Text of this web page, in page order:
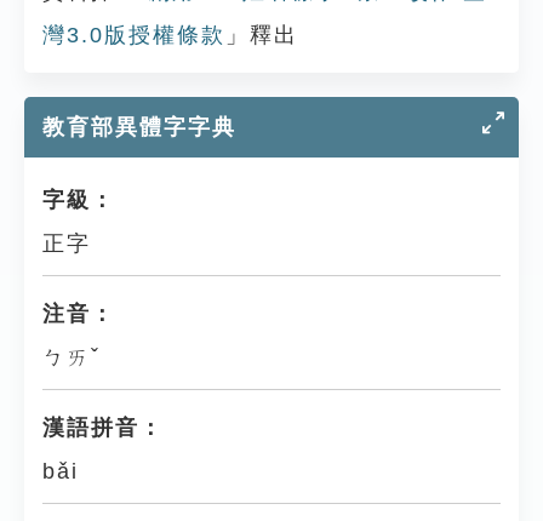
灣3.0版授權條款 」釋出
教育部異體字字典
字級：
正字
注音：
ㄅㄞˇ
漢語拼音：
bǎi